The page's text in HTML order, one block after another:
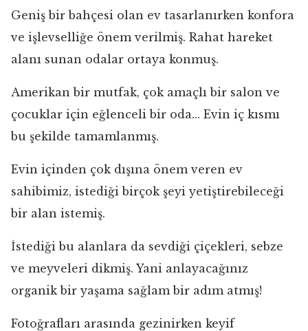
Geniş bir bahçesi olan ev tasarlanırken konfora
ve işlevselliğe önem verilmiş. Rahat hareket
alanı sunan odalar ortaya konmuş.
Amerikan bir mutfak, çok amaçlı bir salon ve
çocuklar için eğlenceli bir oda... Evin iç kısmı
bu şekilde tamamlanmış.
Evin içinden çok dışına önem veren ev
sahibimiz, istediği birçok şeyi yetiştirebileceği
bir alan istemiş.
İstediği bu alanlara da sevdiği çiçekleri, sebze
ve meyveleri dikmiş. Yani anlayacağınız
organik bir yaşama sağlam bir adım atmış!
Fotoğrafları arasında gezinirken keyif